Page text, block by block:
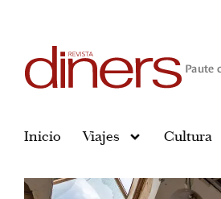
Paute
Inicio Viajes Cultura